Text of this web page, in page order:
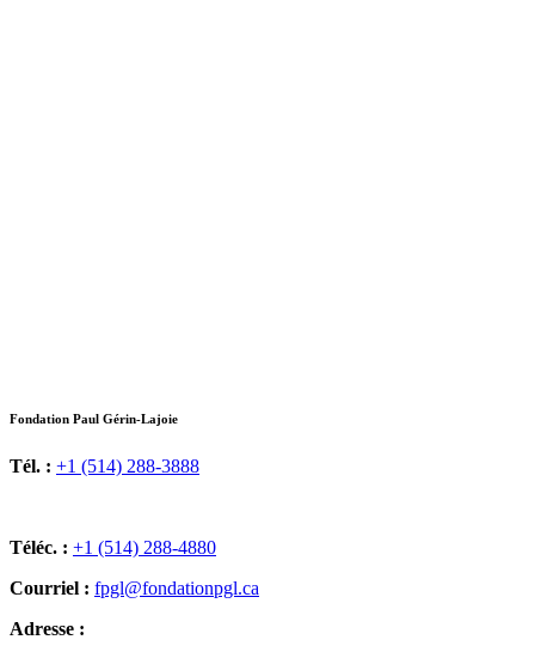
Fondation Paul Gérin-Lajoie
Tél. : +1 (514) 288-3888
Téléc. : +1 (514) 288-4880
Courriel : fpgl@fondationpgl.ca
Adresse :